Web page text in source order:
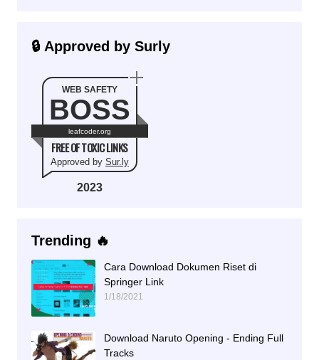
🔒 Approved by Surly
WEB SAFETY
BOSS
leafcoder.org
FREE OF TOXIC LINKS
Approved by Sur.ly
2023
Trending 🔥
Cara Download Dokumen Riset di
Springer Link
1/18/2021
Download Naruto Opening - Ending Full
Tracks